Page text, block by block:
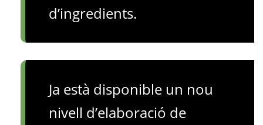
d’ingredients.
Ja està disponible un nou
nivell d’elaboració de